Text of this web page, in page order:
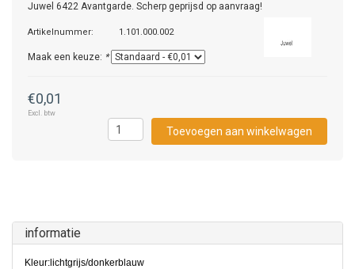
Juwel 6422 Avantgarde. Scherp geprijsd op aanvraag!
Artikelnummer: 1.101.000.002
Maak een keuze: *
€0,01
Excl. btw
Toevoegen aan winkelwagen
informatie
Kleur:lichtgrijs/donkerblauw